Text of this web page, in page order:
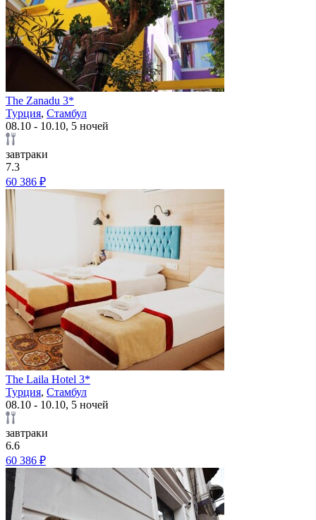
The Zanadu 3*
Турция, Стамбул
08.10 - 10.10, 5 ночей
завтраки
7.3
60 386 ₽
The Laila Hotel 3*
Турция, Стамбул
08.10 - 10.10, 5 ночей
завтраки
6.6
60 386 ₽